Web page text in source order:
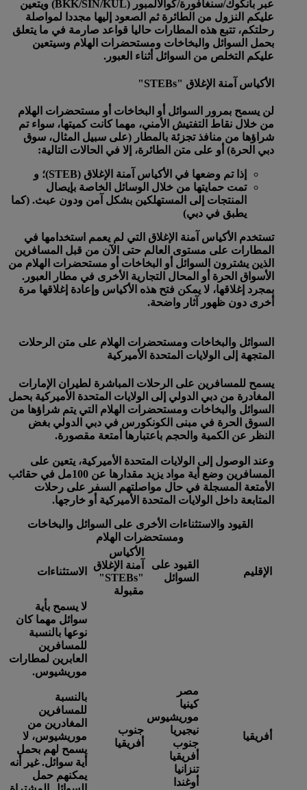
عبر بانكوك/سنغافورة/كوالالمبور (BKK/SIN/KUL) ويتعين
عليكم النزول من الطائرة ثم الصعود إليها مجددا لمواصلة
رحلتكم، تتبع هذه المطارات حاليا قواعد صارمة في ما يتعلق
بحمل السوائل والبخاخات ومستحضرات الهلام وسيتعين
عليكم التخلص من السوائل أثناء العبور.
الأكياس آمنة الإغلاق "STEBs"
لن يسمح بمرور السوائل أو البخاخات أو مستحضرات الهلام
من خلال نقاط التفتيش الأمني، مهما كانت كميتها، سواء تم
شراؤها من منافذ تجزئة بالمطار (على سبيل المثال، سوق
دبي الحرة) أو على متن الطائرة، إلا في الحالات التالية:
إذا تم وضعها في الأكياس آمنة الإغلاق (STEB)؛ و
تمت حمايتها من خلال الوسائل الخاصة بإيصال
المنتجات إلى المستهلكين بشكل آمن ودون عبث. (كما
يطبق في دبي)
تستخدم الأكياس آمنة الإغلاق التي لم يعمم استخدامها في
المطارات على مستوى العالم حتى الآن من قبل المسافرين
الذين يشترون السوائل أو البخاخات أو مستحضرات الهلام من
الأسواق الحرة أو المحال التجارية الأخرى في مطار العبور.
بمجرد إغلاقها، لا يمكن فتح هذه الأكياس وإعادة إغلاقها مرة
أخرى دون ظهور آثار واضحة.
السوائل والبخاخات ومستحضرات الهلام على متن الرحلات
المتجهة إلى الولايات المتحدة الأميركية
يسمح للمسافرين على الرحلات المباشرة لطيران الإمارات
المغادرة من دبي الدولي إلى الولايات المتحدة الأميركية بحمل
السوائل والبخاخات ومستحضرات الهلام التي يتم شراؤها من
السوق الحرة في مبنى الكونكورس في دبي الدولي بغض
النظر عن الكمية والحجم باعتبارها أمتعة مقصورة.
وعند الوصول إلى الولايات المتحدة الأميركية، يتعين على
المسافرين وضع أية مواد يزيد مقدارها عن 100مل في حقائب
الأمتعة المسجلة في حال مواصلتهم السفر على رحلات
المتابعة داخل الولايات المتحدة الأميركية أو خارجها.
القيود والاستثناءات الأخرى على السوائل والبخاخات
ومستحضرات الهلام
الإقليم
القيود على
السوائل
الأكياس
آمنة الإغلاق
"STEBs"
مقبولة
الاستثناءات
أفريقيا
مصر
كينيا
موريشيوس
نيجيريا
جنوب
أفريقيا
تنزانيا
أوغندا
جنوب
أفريقيا
لا يسمح بأية
سوائل مهما كان
نوعها بالنسبة
للمسافرين
العابرين لمطارات
موريشيوس.
بالنسبة
للمسافرين
المغادرين من
موريشيوس، لا
يسمح لهم بحمل
أية سوائل. غير أنه
يمكنهم حمل